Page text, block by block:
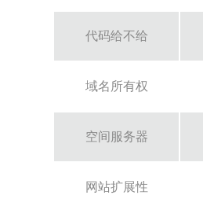
代码给不给
域名所有权
空间服务器
网站扩展性